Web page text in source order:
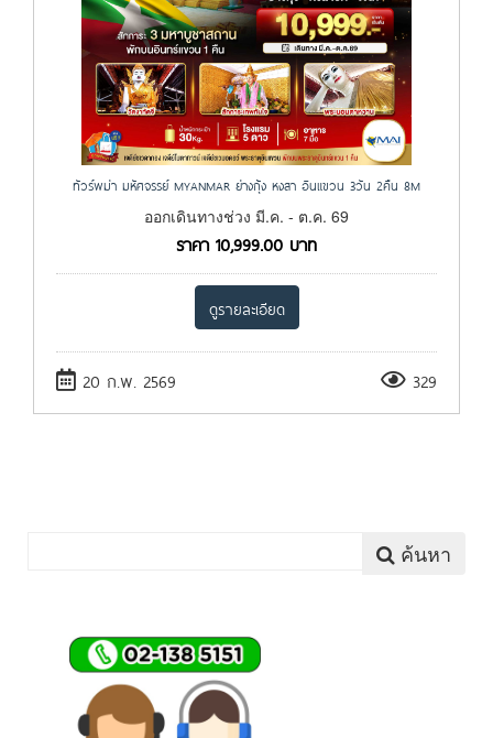
ทัวร์พม่า มหัศจรรย์ MYANMAR ย่างกุ้ง หงสา อินแขวน 3วัน 2คืน 8M
ออกเดินทางช่วง มี.ค. - ต.ค. 69
ราคา 10,999.00 บาท
ดูรายละเอียด
20 ก.พ. 2569 329
ค้นหา